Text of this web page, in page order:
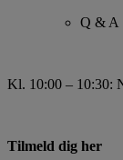
Q & A
Kl. 10:00 – 10:30:
Tilmeld dig her